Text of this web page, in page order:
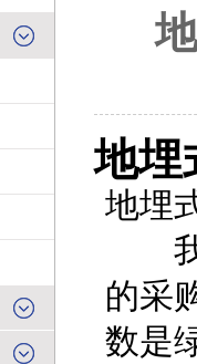
地埋
地埋
我
的采
数是